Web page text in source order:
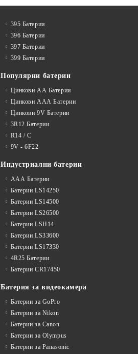
395 Батерии
396 Батерии
397 Батерии
399 Батерии
Популярни батерии
Цинкови АА Батерии
Цинкови ААА Батерии
Цинкови 9V Батерии
3R12 Батерии
R14 / C
9V - 6F22
Индустриални батерии
ААА Батерии
Батерии LS14250
Батерии LS14500
Батерии LS26500
Батерии LSH14
Батерии LS33600
Батерии LS17330
4R25 Батерии
Батерии CR17450
Батерия за видеокамера
Батерии за GoPro
Батерии за Nikon
Батерии за Canon
Батерии за Olympus
Батерии за Panasonic